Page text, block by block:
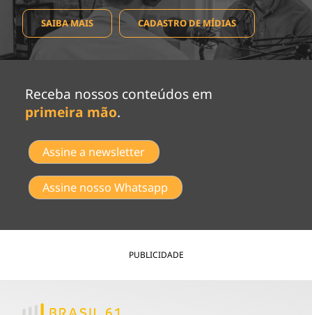
SAIBA MAIS CADASTRO DE MÍDIAS
Receba nossos conteúdos em
primeira mão.
Assine a newsletter
Assine nosso Whatsapp
PUBLICIDADE